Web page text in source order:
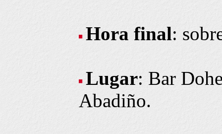
Hora final:
Lugar: Bar
Abadiño.